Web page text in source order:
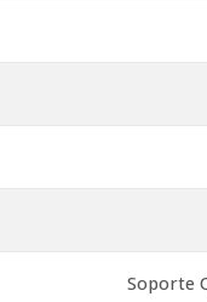
Soporte